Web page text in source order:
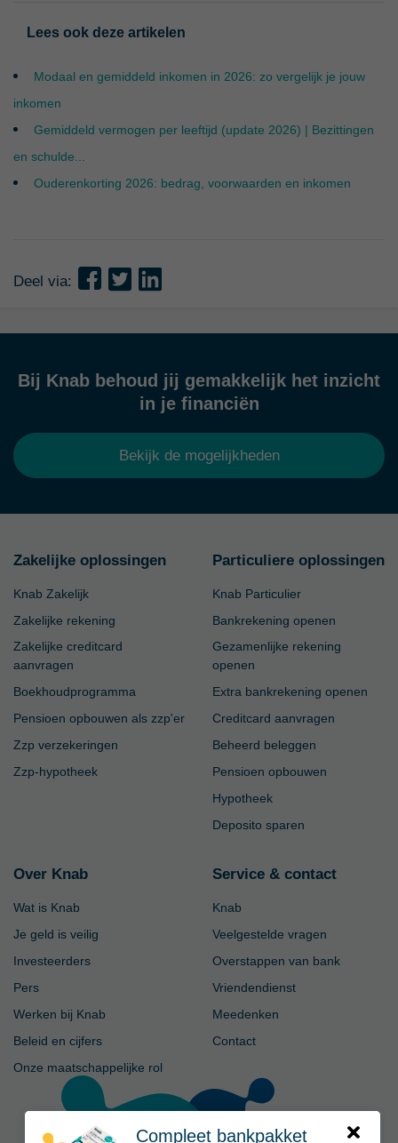
Lees ook deze artikelen
Modaal en gemiddeld inkomen in 2026: zo vergelijk je jouw
inkomen
Gemiddeld vermogen per leeftijd (update 2026) | Bezittingen
en schulde...
Ouderenkorting 2026: bedrag, voorwaarden en inkomen
Deel via:
Compleet bankpakket
Bij Knab behoud jij gemakkelijk het inzicht
in je financiën
Bekijk de mogelijkheden
Zakelijke oplossingen
Knab Zakelijk
Zakelijke rekening
Zakelijke creditcard
aanvragen
Boekhoudprogramma
Pensioen opbouwen als zzp'er
Zzp verzekeringen
Zzp-hypotheek
Particuliere oplossingen
Knab Particulier
Bankrekening openen
Gezamenlijke rekening
openen
Extra bankrekening openen
Creditcard aanvragen
Beheerd beleggen
Pensioen opbouwen
Hypotheek
Deposito sparen
Over Knab
Wat is Knab
Je geld is veilig
Investeerders
Pers
Werken bij Knab
Beleid en cijfers
Onze maatschappelijke rol
Service & contact
Knab
Veelgestelde vragen
Overstappen van bank
Vriendendienst
Meedenken
Contact